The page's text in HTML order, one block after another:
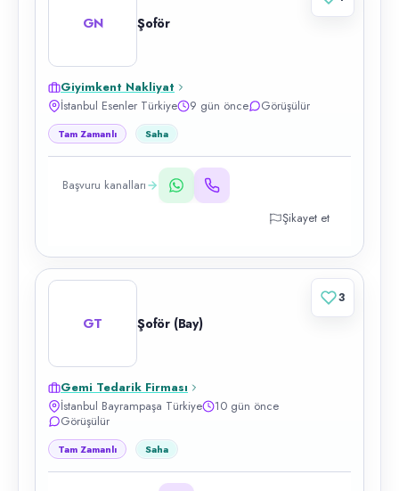
GN Şoför
Giyimkent Nakliyat
İstanbul Esenler Türkiye
9 gün önce Görüşülür
Tam Zamanlı Saha
Başvuru kanalları
Şikayet et
GT Şoför (Bay)
Gemi Tedarik Firması
İstanbul Bayrampaşa Türkiye
10 gün önce
Görüşülür
Tam Zamanlı Saha
3